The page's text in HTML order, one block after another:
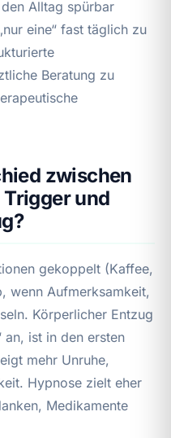
Alltag spürbar
eine“ fast täglich zu
Beratung zu
zwischen
und
gekoppelt (Kaffee,
wenn Aufmerksamkeit,
Körperlicher Entzug
an, ist in den ersten
mehr Unruhe,
Hypnose zielt eher
Medikamente